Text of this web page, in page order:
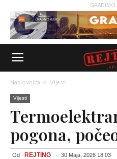
GRADIMO
Naslovnica Vijesti
Vijesti
pogona,
Od REJTING - 30 Maja, 2026 18:03